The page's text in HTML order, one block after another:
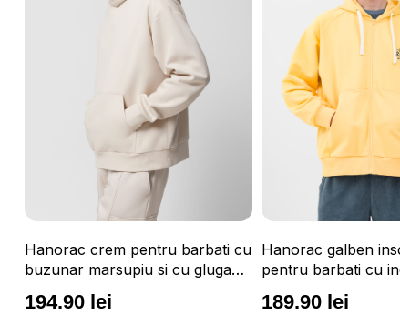
Hanorac crem pentru barbati cu
buzunar marsupiu si cu gluga
integrata OUTHORN
194.90 lei
Hanorac galben
pentru barbati cu
fermoar si gluga
189.90 lei